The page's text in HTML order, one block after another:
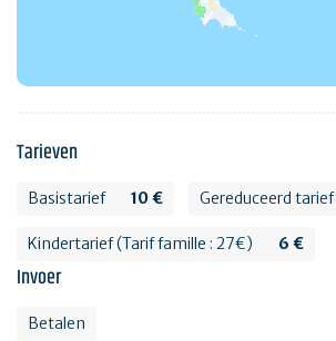
Tarieven
Basistarief 10 € Gereduceerd tarief
Kindertarief (Tarif famille : 27€) 6 €
Invoer
Betalen